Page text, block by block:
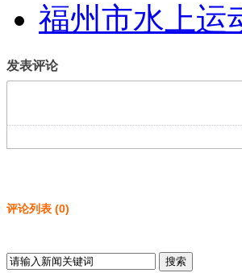
福州市水上运
发表评论
评论列表 (0)